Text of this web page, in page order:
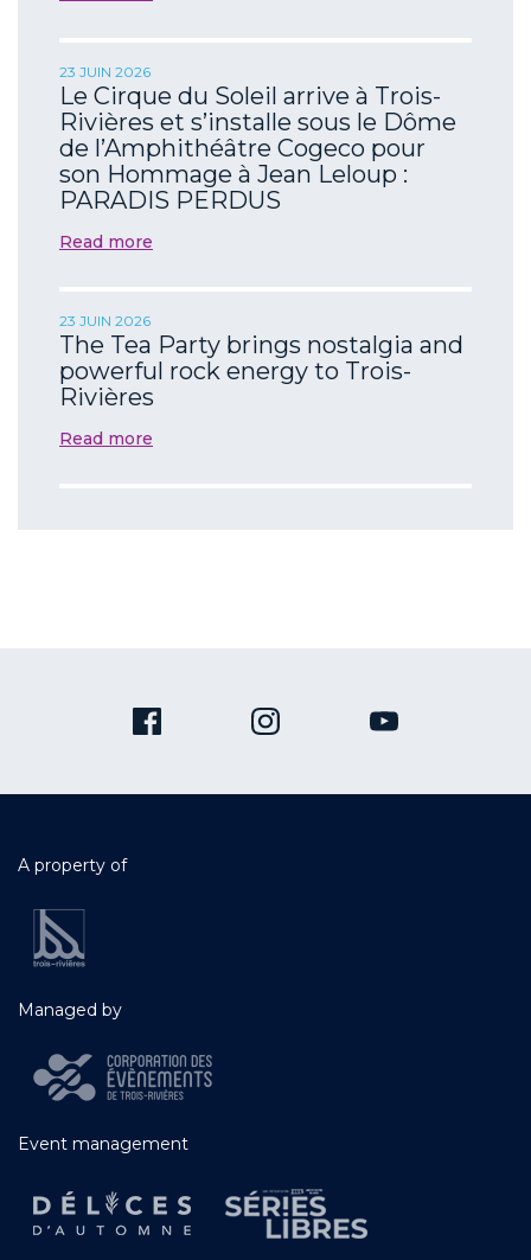
23 JUIN 2026
Le Cirque du Soleil arrive à Trois-
Rivières et s’installe sous le Dôme
de l’Amphithéâtre Cogeco pour
son Hommage à Jean Leloup :
PARADIS PERDUS
Read more
23 JUIN 2026
The Tea Party brings nostalgia and
powerful rock energy to Trois-
Rivières
Read more
A property of
Managed by
Event management